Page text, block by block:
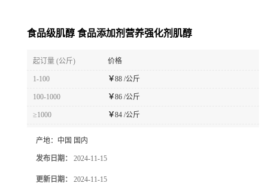
食品级肌醇 食品添加剂营养强化剂肌醇
起订量 (公斤) 价格
1-100 ￥88 /公斤
100-1000 ￥86 /公斤
≥1000 ￥84 /公斤
产地： 中国 国内
发布日期： 2024-11-15
更新日期： 2024-11-15